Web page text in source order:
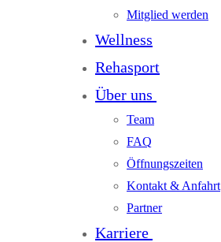
Mitglied werden
Wellness
Rehasport
Über uns
Team
FAQ
Öffnungszeiten
Kontakt & Anfahrt
Partner
Karriere